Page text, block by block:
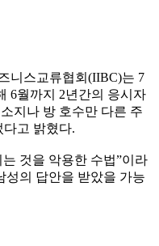
니스교류협회(IIBC)는 7
6월까지 2년간의 응시자
지나 방 호수만 다른 주
다고 밝혔다.
것을 악용한 수법”이라
성의 답안을 받았을 가능